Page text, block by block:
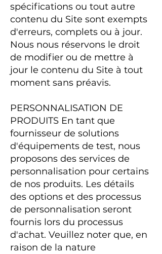
spécifications ou tout autre
contenu du Site sont exempts
d'erreurs, complets ou à jour.
Nous nous réservons le droit
de modifier ou de mettre à
jour le contenu du Site à tout
moment sans préavis.
PERSONNALISATION DE
PRODUITS En tant que
fournisseur de solutions
d'équipements de test, nous
proposons des services de
personnalisation pour certains
de nos produits. Les détails
des options et des processus
de personnalisation seront
fournis lors du processus
d'achat. Veuillez noter que, en
raison de la nature